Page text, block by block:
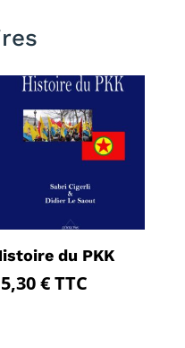
du PKK
€TTC